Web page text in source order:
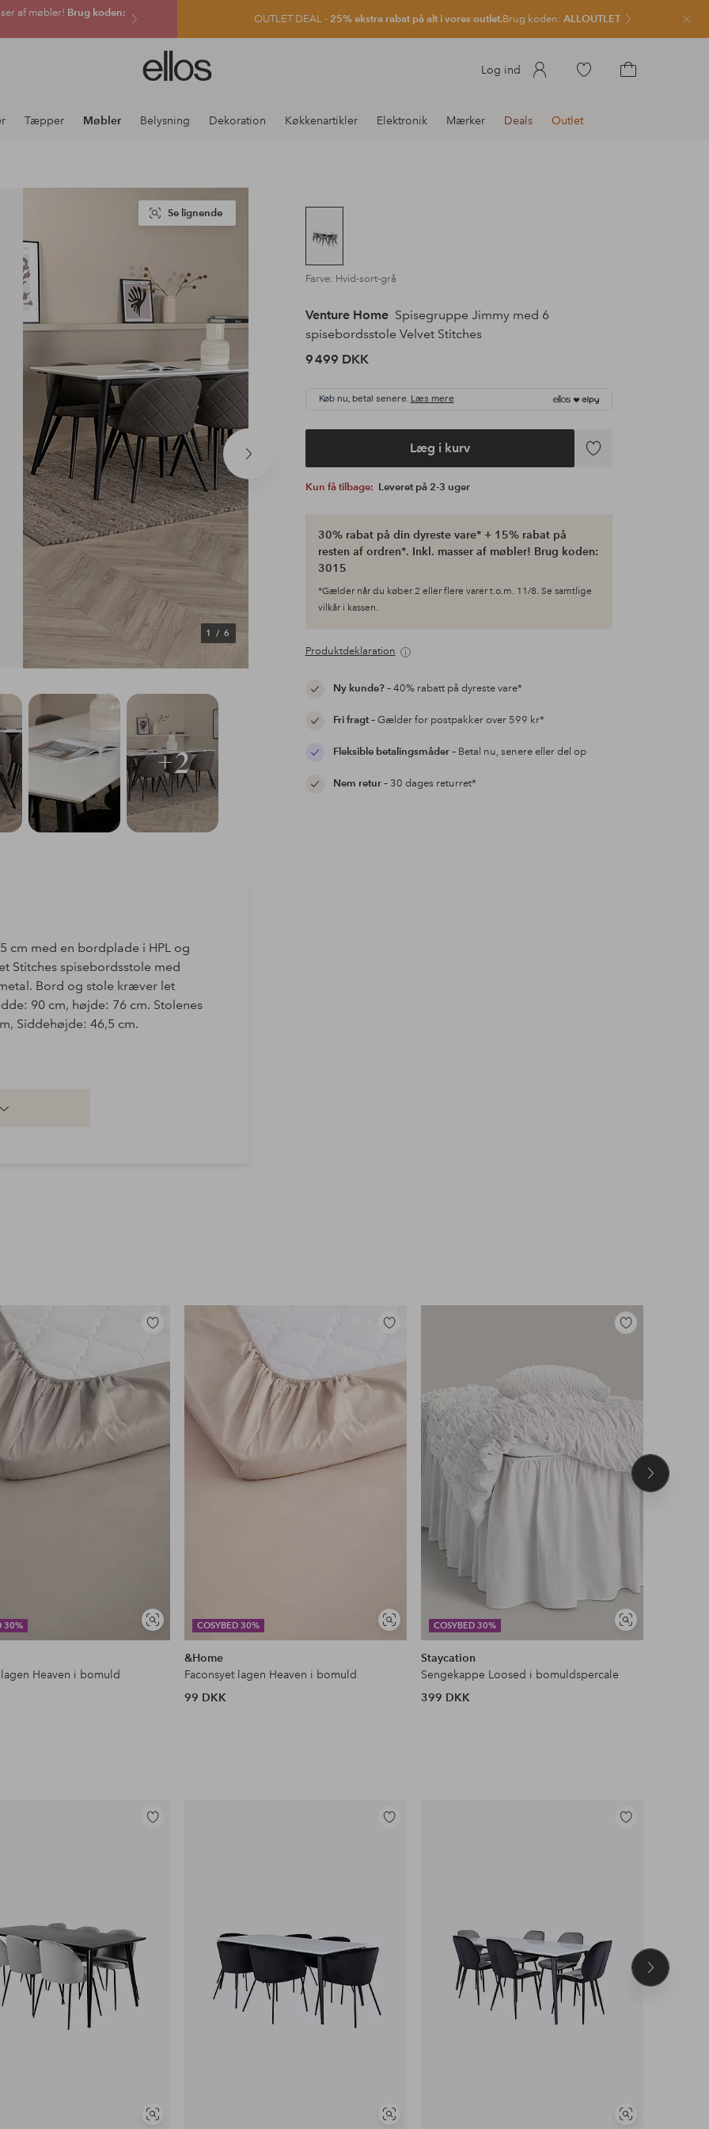
af møbler! Brug koden:
OUTLET DEAL - 25% ekstra rabat på alt i vores outlet.Brug koden: ALLOUTLET Luk
Ellos
logo
gå
Log ind
Gå
produkter
Tæpper Møbler Belysning Dekoration Køkkenartikler Elektronik Mærker Deals Outlet
Næste
1/ 6
Se lignende
Farve: Hvid-sort-grå
Venture Home Spisegruppe Jimmy med 6
spisebordsstole Velvet Stitches
9 499 DKK
Køb nu, betal senere. Læs mere
Læg i kurv
Tilføj
Kun få tilbage: Leveret på 2-3 uger
30% rabat på din dyreste vare* + 15% rabat på
resten af ordren*. Inkl. masser af møbler! Brug koden:
3015
*Gælder når du køber 2 eller flere varer t.o.m. 11/8. Se samtlige
vilkår i kassen.
Produktdeklaration
Ny kunde?– 40% rabatt på dyreste vare*
Fri fragt– Gælder for postpakker over 599 kr*
Fleksible betalingsmåder– Betal nu, senere eller del op
Nem retur– 30 dages returret*
+2
cm med en bordplade i HPL og
Stitches spisebordsstole med
Bord og stole kræver let
90 cm, højde: 76 cm. Stolenes
Siddehøjde: 46,5 cm.
30%
Se
lignende
Tilføj
favoritter
lagen Heaven i bomuld
COSYBED 30%
Se
lignende
Tilføj
favoritter
&Home
Faconsyet lagen Heaven i bomuld
99 DKK
COSYBED 30%
Se
lignende
Tilføj
Staycation
Sengekappe Loosed i bomuldspercale
399 DKK
Næste
Se
Tilføj
Se
Tilføj
Se
Tilføj
Næste